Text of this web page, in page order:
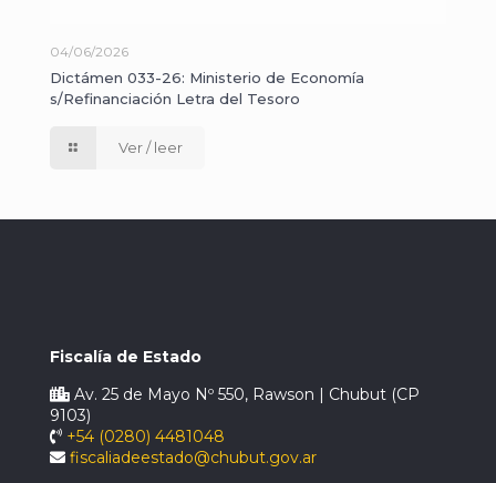
04/06/2026
Dictámen 033-26: Ministerio de Economía
s/Refinanciación Letra del Tesoro
Ver / leer
Fiscalía de Estado
Av. 25 de Mayo Nº 550, Rawson | Chubut (CP
9103)
+54 (0280) 4481048
fiscaliadeestado@chubut.gov.ar